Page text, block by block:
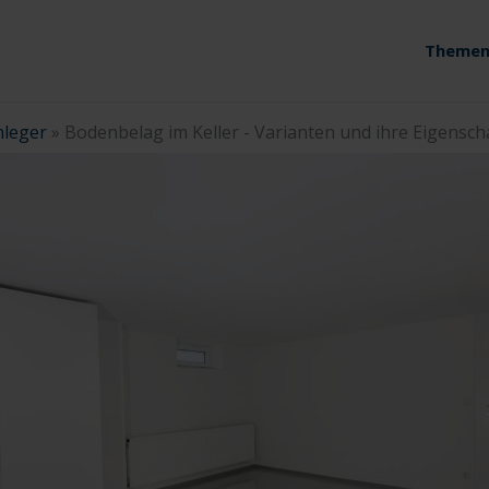
» Bodenbelag im Keller - Varianten und ihre